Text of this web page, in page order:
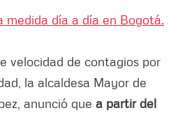
medida día a día en Bogotá.
velocidad de contagios por
la alcaldesa Mayor de
anunció que a partir del